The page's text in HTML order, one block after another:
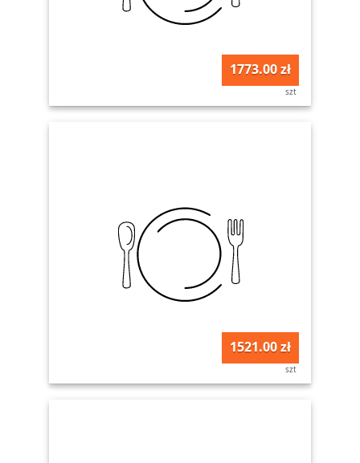
1773.00 zł
szt
1521.00 zł
szt